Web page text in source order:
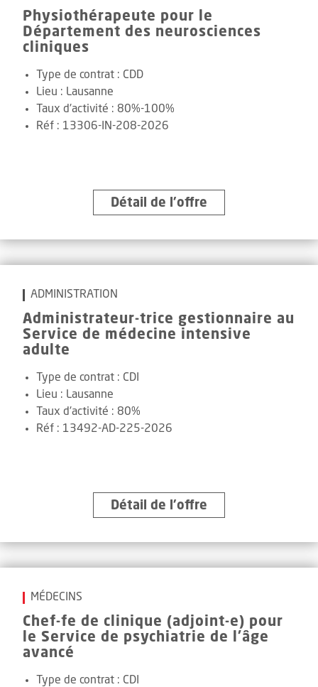
Physiothérapeute pour le
Département des neurosciences
cliniques
Type de contrat : CDD
Lieu : Lausanne
Taux d'activité : 80%-100%
Réf : 13306-IN-208-2026
Détail de l’offre
ADMINISTRATION
Administrateur-trice gestionnaire au
Service de médecine intensive
adulte
Type de contrat : CDI
Lieu : Lausanne
Taux d'activité : 80%
Réf : 13492-AD-225-2026
Détail de l’offre
MÉDECINS
Chef-fe de clinique (adjoint-e) pour
le Service de psychiatrie de l'âge
avancé
Type de contrat : CDI